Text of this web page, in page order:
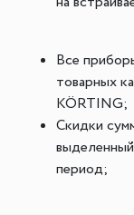
Все
товарных
KÖRTING;
Скидки
период;